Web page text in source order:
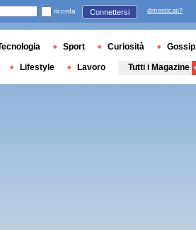
ricorda Connettersi dimenticati?
Sport Curiosità Gossip
Lifestyle Lavoro Tutti i Magazine